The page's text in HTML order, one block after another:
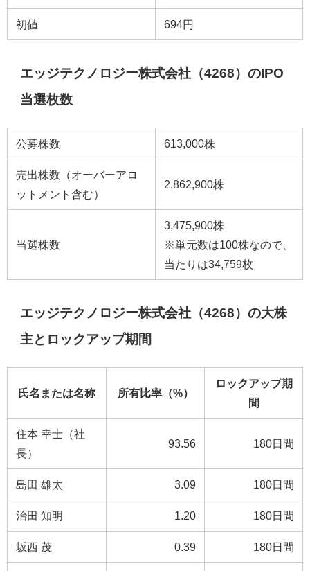
初値 694円
エッジテクノロジー株式会社（4268）のIPO
当選枚数
公募株数 613,000株
売出株数（オーバーアロ
ットメント含む）
2,862,900株
当選株数
3,475,900株
※単元数は100株なので、
当たりは34,759枚
エッジテクノロジー株式会社（4268）の大株
主とロックアップ期間
氏名または名称 所有比率（%）
ロックアップ期
間
住本 幸士（社
長）
93.56 180日間
島田 雄太 3.09 180日間
治田 知明 1.20 180日間
坂西 茂 0.39 180日間